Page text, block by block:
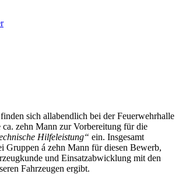
sich allabendlich bei der Feuerwehrhalle
ca. zehn Mann zur Vorbereitung für die
Hilfeleistung“ ein. Insgesamt
Gruppen á zehn Mann für diesen Bewerb,
und Einsatzabwicklung mit den
Fahrzeugen ergibt.